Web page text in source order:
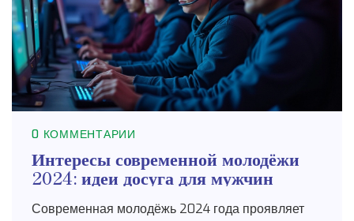
0 КОММЕНТАРИИ
Интересы современной молодёжи
2024: идеи досуга для мужчин
Современная молодёжь 2024 года проявляет